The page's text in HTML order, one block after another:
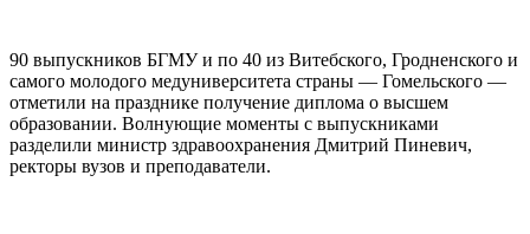
90 выпускников БГМУ и по 40 из Витебского, Гродненского и
самого молодого медуниверситета страны — Гомельского —
отметили на празднике получение диплома о высшем
образовании. Волнующие моменты с выпускниками
разделили министр здравоохранения Дмитрий Пиневич,
ректоры вузов и преподаватели.